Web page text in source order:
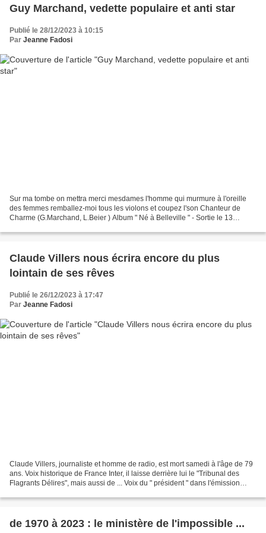
Guy Marchand, vedette populaire et anti star
Publié le 28/12/2023 à 10:15
Par Jeanne Fadosi
Sur ma tombe on mettra merci mesdames l'homme qui murmure à l'oreille
des femmes remballez-moi tous les violons et coupez l'son Chanteur de
Charme (G.Marchand, L.Beier ) Album " Né à Belleville " - Sortie le 13
Claude Villers nous écrira encore du plus
lointain de ses rêves
Publié le 26/12/2023 à 17:47
Par Jeanne Fadosi
Claude Villers, journaliste et homme de radio, est mort samedi à l'âge de 79
ans. Voix historique de France Inter, il laisse derrière lui le "Tribunal des
Flagrants Délires", mais aussi de ... Voix du " président " dans l'émission
de 1970 à 2023 : le ministère de l'impossible ...